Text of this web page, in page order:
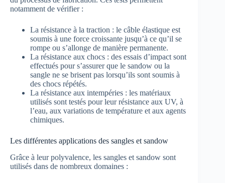
notamment de vérifier :
La résistance à la traction : le câble élastique est
soumis à une force croissante jusqu’à ce qu’il se
rompe ou s’allonge de manière permanente.
La résistance aux chocs : des essais d’impact sont
effectués pour s’assurer que le sandow ou la
sangle ne se brisent pas lorsqu’ils sont soumis à
des chocs répétés.
La résistance aux intempéries : les matériaux
utilisés sont testés pour leur résistance aux UV, à
l’eau, aux variations de température et aux agents
chimiques.
Les différentes applications des sangles et sandow
Grâce à leur polyvalence, les sangles et sandow sont
utilisés dans de nombreux domaines :